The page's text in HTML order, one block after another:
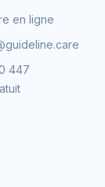
en ligne
447